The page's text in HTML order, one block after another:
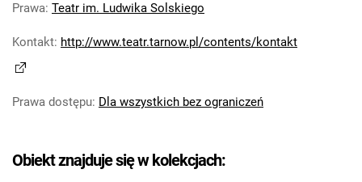
Prawa: Teatr im. Ludwika Solskiego
Kontakt: http://www.teatr.tarnow.pl/contents/kontakt
Prawa dostępu: Dla wszystkich bez ograniczeń
Obiekt znajduje się w kolekcjach: